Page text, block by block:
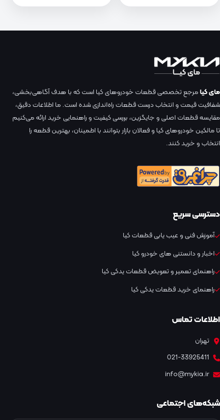
مای کیامرجع تخصصی قطعات خودروهای کیا است که با هدف آگاهی‌بخشی،
شفافیت قیمت و انتخاب درست قطعات راه‌اندازی شده است. ما اطلاعات دقیق،
مقایسه قطعات اصلی و جایگزین، بررسی کیفیت و راهنمایی خرید ارائه می‌کنیم
تا مالکین خودروهای کیا و فعالان بازار بتوانند با اطمینان، بهترین قطعه را
انتخاب و خرید کنند.
دسترسی سریع
آموزش فنی و عیب یابی قطعات کیا
اخبار و دانستنی های خودرو کیا
راهنمای تعمیر و تعویض قطعات یدکی کیا
راهنمای خرید قطعات یدکی کیا
اطلاعات تماس
تهران
021-33925411
info@mykia.ir
شبکه‌های اجتماعی